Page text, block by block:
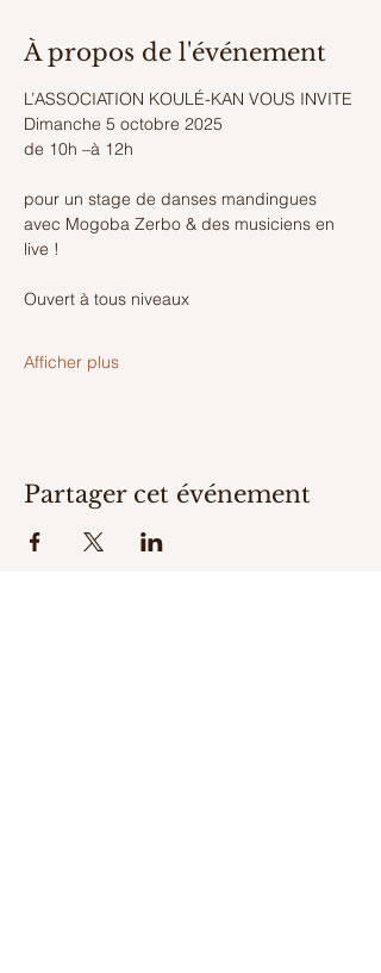
À propos de l'événement
L’ASSOCIATION KOULÉ-KAN VOUS INVITE
Dimanche 5 octobre 2025
de 10h –à 12h
pour un stage de danses mandingues
avec Mogoba Zerbo & des musiciens en
live !
Ouvert à tous niveaux
Afficher plus
Partager cet événement